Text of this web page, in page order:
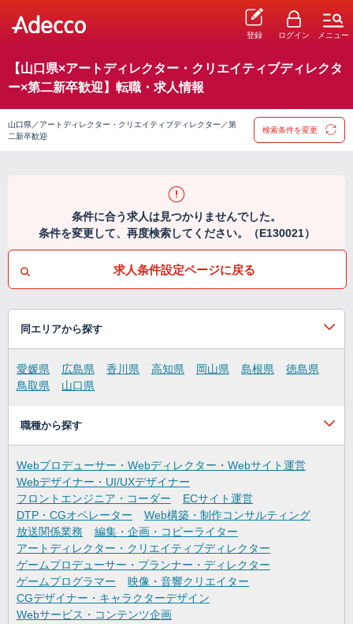
登録 ログイン メニュー
【山口県×アートディレクター・クリエイティブディレクタ
ー×第二新卒歓迎】転職・求人情報
山口県／アートディレクター・クリエイティブディレクター／第
二新卒歓迎
検索条件を変更
条件に合う求人は見つかりませんでした。
条件を変更して、再度検索してください。（E130021）
求人条件設定ページに戻る
同エリアから探す
愛媛県 広島県 香川県 高知県 岡山県 島根県
徳島県
鳥取県
山口県
職種から探す
Webプロデューサー・Webディレクター・Webサイト運営
Webデザイナー・UI/UXデザイナー
フロントエンジニア・コーダー
ECサイト運営
DTP・CGオペレーター
Web構築・制作コンサルティング
放送関係業務
編集・企画・コピーライター
アートディレクター・クリエイティブディレクター
ゲームプロデューサー・プランナー・ディレクター
ゲームプログラマー
映像・音響クリエイター
CGデザイナー・キャラクターデザイン
Webサービス・コンテンツ企画